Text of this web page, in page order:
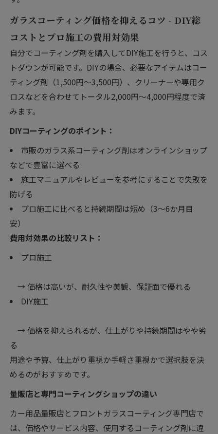
ガラスコーティング価格を抑えるコツ - DIY総
コストとプロ施工の費用対効果
自分でコーティング剤を購入してDIY施工を行うと、コス
トダウンが可能です。DIYの場合、必要なアイテムはコー
ティング剤（1,500円〜3,500円）、クリーナーや専用ク
ロスなどを合わせてトータル2,000円〜4,000円程度で済
みます。
DIYコーティングのポイント：
市販のガラス系コーティング剤はオンラインショップ
などで豊富に選べる
施工マニュアルやレビューを参考にすることで失敗を
防げる
プロ施工に比べると持続期間は短め（3〜6か月目
安）
費用対効果の比較リスト：
プロ施工
→ 価格は高いが、耐久性や美観、保証面で優れる
DIY施工
→ 価格を抑えられるが、仕上がりや持続期間はやや劣
る
用途や予算、仕上がり重視か手軽さ重視かで選択肢を決
めるのがおすすめです。
量販店と専門コーティングショップの違い
カー用品量販店とフロントガラスコーティング専門店で
は、価格やサービス内容、使用するコーティング剤に違